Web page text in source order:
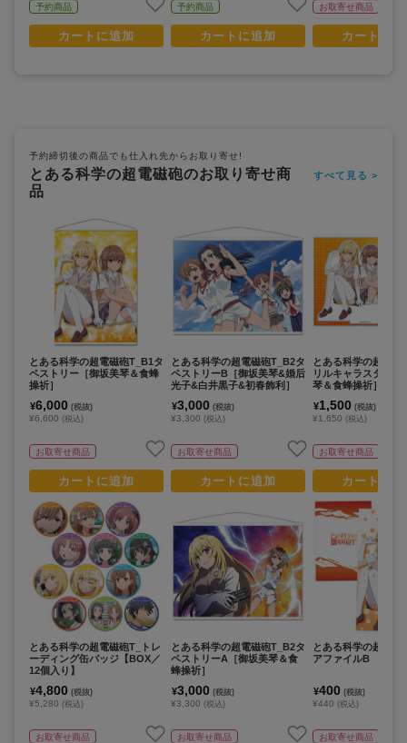
予約商品
カートに追加
予約商品
カートに追加
お取寄せ商品
カートに
予約締切後の商品でも仕入れ先からお取り寄せ!
とある科学の超電磁砲のお取り寄せ商
品
すべて見る >
とある科学の超電磁砲T_B1タ
ペストリー［御坂美琴＆食蜂
操祈］
¥6,000 (税抜)
¥6,600 (税込)
お取寄せ商品
カートに追加
とある科学の超電磁砲T_トレ
ーディング缶バッジ【BOX／
12個入り】
¥4,800 (税抜)
¥5,280 (税込)
お取寄せ商品
とある科学の超電磁砲T_B2タ
ペストリーB［御坂美琴&婚后
光子&白井黒子&初春飾利］
¥3,000 (税抜)
¥3,300 (税込)
お取寄せ商品
カートに追加
とある科学の超電磁砲T_B2タ
ペストリーA［御坂美琴＆食
蜂操祈］
¥3,000 (税抜)
¥3,300 (税込)
お取寄せ商品
とある科学の超電磁
リルキャラスタンド
琴＆食蜂操祈］
¥1,500 (税抜)
¥1,650 (税込)
お取寄せ商品
カートに
とある科学の超電磁
アファイルB
¥400 (税抜)
¥440 (税込)
お取寄せ商品